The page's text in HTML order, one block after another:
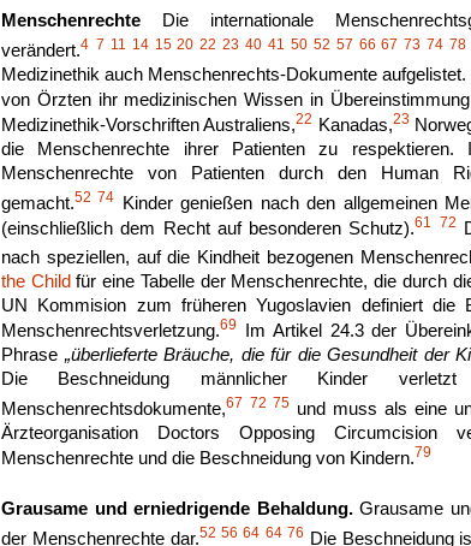
Menschenrechte
Die internationale
verändert.4 7 11 14 15 20 22 23 40 41 50 52 57 66 67 73 74 78
Medizinethik auch Menschenrechts-Dokumente
von Örzten ihr medizinischen Wissen in
Medizinethik-Vorschriften Australiens,22 Kanadas,23
die Menschenrechte ihrer Patienten zu
Menschenrechte von Patienten durch den Human
gemacht.52 74 Kinder genießen nach den allgemeinen
(einschließlich dem Recht auf besonderen Schutz).61 72
nach speziellen, auf die Kindheit bezogenen
the Child für eine Tabelle der Menschenrechte, die durch
UN Kommision zum früheren Yugoslavien definiert
Menschenrechtsverletzung.69 Im Artikel 24.3 der
Phrase „überlieferte Bräuche, die für die Gesundheit der
Die Beschneidung männlicher Kinder verletzt
Menschenrechtsdokumente,67 72 75 und muss als eine
Ärzteorganisation Doctors Opposing Circumcision
Menschenrechte und die Beschneidung von Kindern.79
Grausame und erniedrigende Behaldung.Grausame
der Menschenrechte dar.52 56 64 64 76 Die Beschneidung